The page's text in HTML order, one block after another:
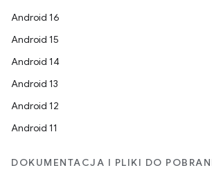
Android 16
Android 15
Android 14
Android 13
Android 12
Android 11
DOKUMENTACJA I PLIKI DO